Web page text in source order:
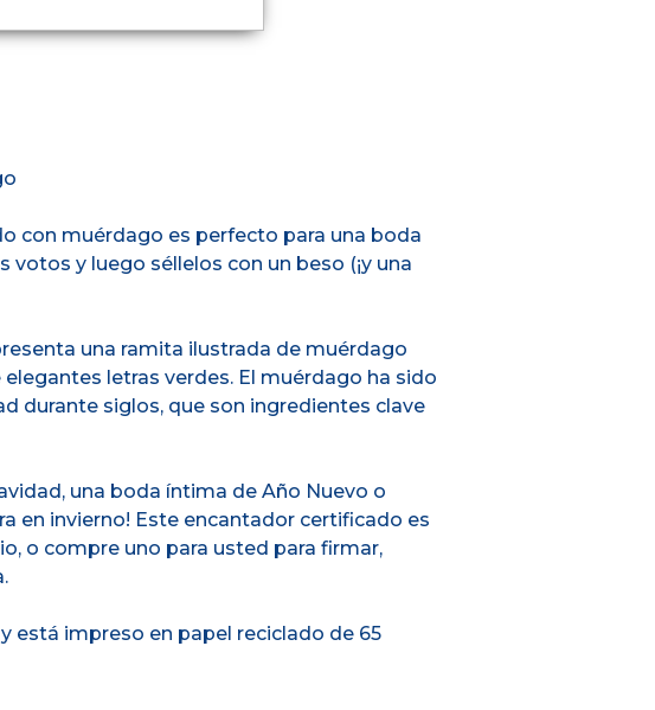
con muérdago es perfecto para una boda
y luego séllelos con un beso (¡y una
una ramita ilustrada de muérdago
letras verdes. El muérdago ha sido
durante siglos, que son ingredientes clave
una boda íntima de Año Nuevo o
en invierno! Este encantador certificado es
o compre uno para usted para firmar,
está impreso en papel reciclado de 65